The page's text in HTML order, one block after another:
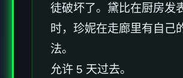
徒破坏了。黛比在厨房发
时，珍妮在走廊里有自己
法。
允许 5 天过去。